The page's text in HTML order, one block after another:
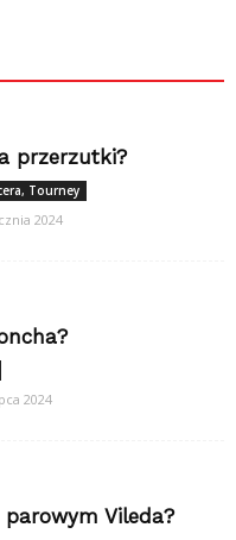
przerzutki?
Tourney
2024
2024
Vileda?